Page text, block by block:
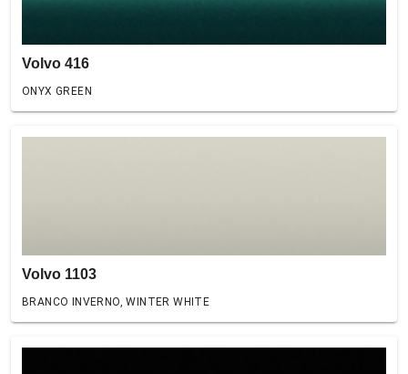
Volvo 416
ONYX GREEN
Volvo 1103
BRANCO INVERNO, WINTER WHITE